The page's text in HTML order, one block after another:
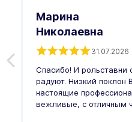
Марина
Николаевна
31.07.2026
Спасибо! И рольставни
радуют. Низкий поклон
настоящие
вежливые, с отличным